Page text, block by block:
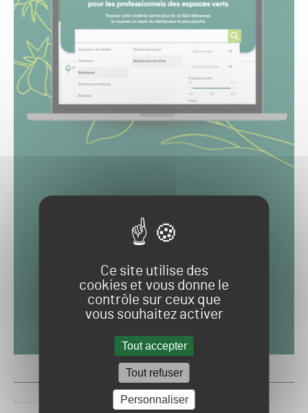
Ce site utilise des
cookies et vous donne le
contrôle sur ceux que
vous souhaitez activer
Tout accepter
Tout refuser
Personnaliser
ARTICLE
CHAMPIONNAT DE FRANCE DES PELOUSES 2018-2019 :
23ÈME JOURNÉE DE LIGUE 2